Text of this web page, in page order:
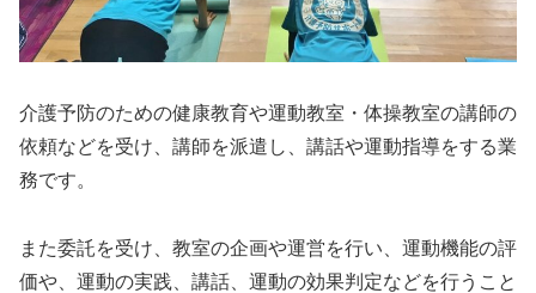
介護予防のための健康教育や運動教室・体操教室の講師の
依頼などを受け、講師を派遣し、講話や運動指導をする業
務です。
また委託を受け、教室の企画や運営を行い、運動機能の評
価や、運動の実践、講話、運動の効果判定などを行うこと